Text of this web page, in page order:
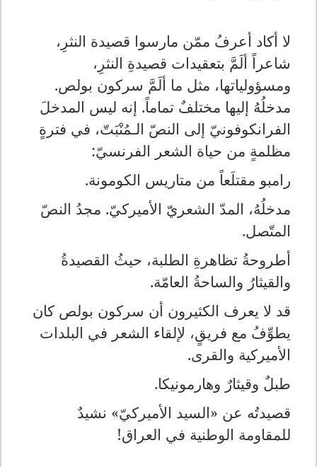
لا أكاد أعرفُ ممّن مارسوا قصيدة النثرِ،
شاعراً ألَمَّ بتعقيدات قصيدةِ النثرِ،
ومسؤولياتها، مثل ما ألَمَّ سركون بولص.
مدخلُهُ إليها مختلفٌ تماماً. إنه ليس المدخلَ
الفرانكوفونيّ إلى النصّ الـمُنْبَتّ، في فترةٍ
مظلمةٍ من حياة الشعر الفرنسيّ:
رامبو مقتلَعاً من متاريس الكومونة.
مدخلُهُ، المدّ الشعريّ الأميركيّ. مجدُ النصّ
المتّصل.
أطروحةُ تظاهرةِ الطلبة، حيثُ القصيدةُ
والقيثارُ والساحةُ العامّة.
قد لا يعرف الكثيرون أن سركون بولص كان
يطوِّفُ مع فريقٍ، لإلقاء الشعر في البلدات
الأميركية والقرى.
طبلٌ وقيثارٌ وهارمونيكا.
قصيدتُه عن «السيد الأميركيّ» نشيدٌ
للمقاومة الوطنية في العراق!